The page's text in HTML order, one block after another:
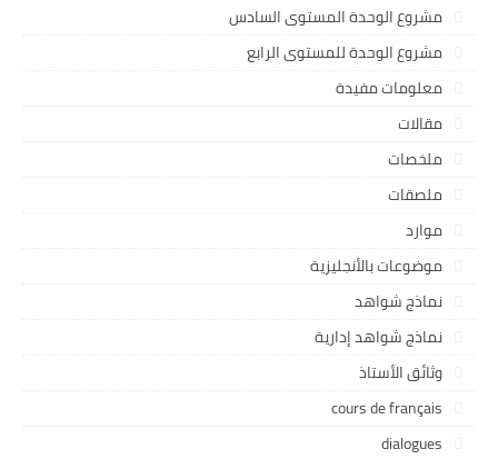
مشروع الوحدة المستوى السادس
مشروع الوحدة للمستوى الرابع
معلومات مفيدة
مقالات
ملخصات
ملصقات
موارد
موضوعات بالأنجليزية
نماذج شواهد
نماذج شواهد إدارية
وثائق الأستاذ
cours de français
dialogues